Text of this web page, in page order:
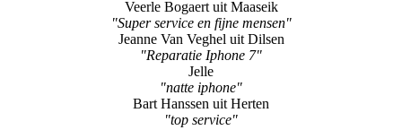
Veerle Bogaert uit Maaseik
"Super service en fijne mensen"
Jeanne Van Veghel uit Dilsen
"Reparatie Iphone 7"
Jelle
"natte iphone"
Bart Hanssen uit Herten
"top service"